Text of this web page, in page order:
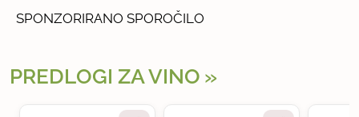
SPONZORIRANO SPOROČILO
PREDLOGI ZA VINO